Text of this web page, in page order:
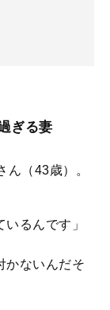
ぎる妻
（43歳）。
るんです」
かないんだそ